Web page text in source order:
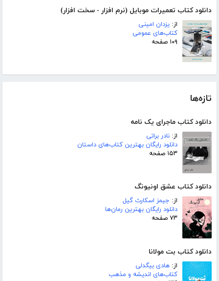
دانلود کتاب تعمیرات موبایل (نرم افزار - سخت افزار)
از: یزدان امینی
کتاب‌های عمومی
۱۰۹ صفحه
تازه‌ها
دانلود کتاب ماجرای یک نامه
از: نادر براتی
دانلود رایگان بهترین کتاب‌های داستان
۱۵۳ صفحه
دانلود کتاب عشق اونیونگ
از: جیمز اسکارث گیل
دانلود رایگان بهترین رمان‌ها
۷۳ صفحه
دانلود کتاب بت مولانا
از: هادی بیگدلی
کتاب‌های اندیشه و مذهب